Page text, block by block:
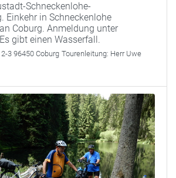
Schneckenlohe-
Einkehr in Schneckenlohe
Coburg. Anmeldung unter
gibt einen Wasserfall.
3 96450 Coburg Tourenleitung: Herr Uwe